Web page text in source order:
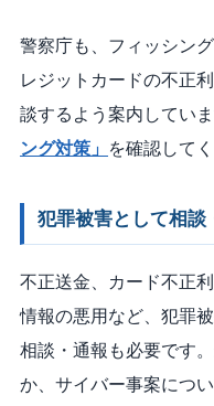
警察庁も、フィッシン
レジットカードの不正
談するよう案内してい
ング対策」 を確認してく
犯罪被害として相
不正送金、カード不正
情報の悪用など、犯罪
相談・通報も必要です
か、サイバー事案につ